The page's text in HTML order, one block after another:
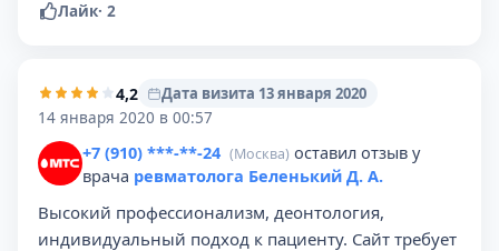
Лайк· 2
4,2
Дата визита 13 января 2020
14 января 2020 в 00:57
+7 (910) ***-**-24 (Москва) оставил отзыв у
врача ревматолога Беленький Д. А.
Высокий профессионализм, деонтология,
индивидуальный подход к пациенту. Сайт требует